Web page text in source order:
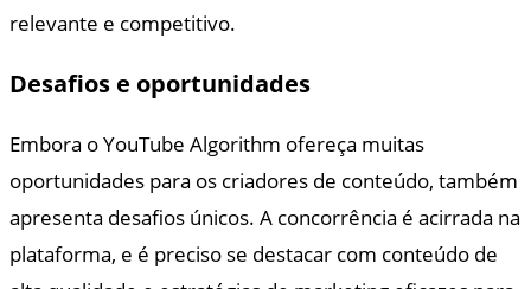
relevante e competitivo.
Desafios e oportunidades
Embora o YouTube Algorithm ofereça muitas
oportunidades para os criadores de conteúdo, também
apresenta desafios únicos. A concorrência é acirrada na
plataforma, e é preciso se destacar com conteúdo de